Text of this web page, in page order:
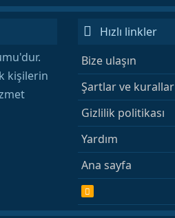
kişilerin
Hızlı linkler
Bize ulaşın
Şartlar ve kurallar
Gizlilik politikası
Yardım
Ana sayfa
R
S
S